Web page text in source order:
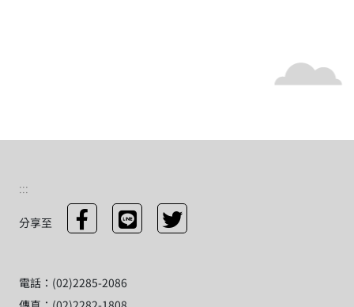
:::
分享至
電話：(02)2285-2086